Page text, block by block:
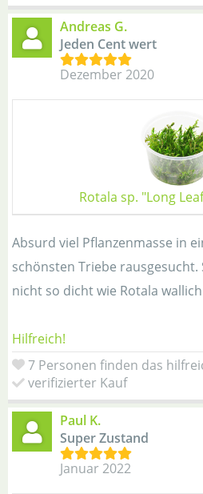
Andreas G.
Jeden Cent wert
Dezember 2020
Rotala sp. "Long
Absurd viel Pflanzenmasse in
schönsten Triebe
nicht so dicht wie Rotala
Hilfreich!
7 Personen finden das
verifizierter Kauf
Paul K.
Super Zustand
Januar 2022